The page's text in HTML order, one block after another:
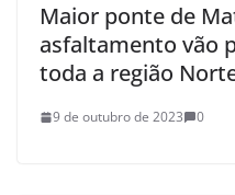
Maior ponte de
asfaltamento vão
toda a região
9 de outubro de 2023 0